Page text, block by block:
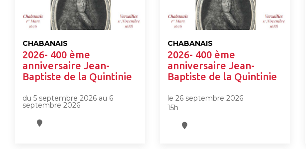
CHABANAIS
2026- 400 ème
anniversaire Jean-
Baptiste de la Quintinie
du 5 septembre 2026 au 6
septembre 2026
CHABANAIS
2026- 400 ème
anniversaire Jean-
Baptiste de la Quintinie
le 26 septembre 2026
15h